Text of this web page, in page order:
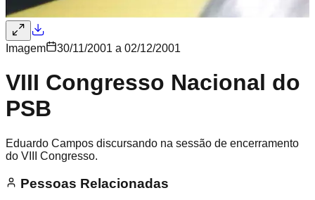
Imagem 30/11/2001 a 02/12/2001
VIII Congresso Nacional do
PSB
Eduardo Campos discursando na sessão de encerramento
do VIII Congresso.
Pessoas Relacionadas